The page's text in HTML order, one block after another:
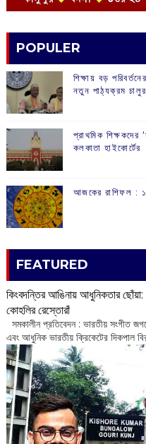
POPULER
শিক্ষায় বড়
নতুন পাঠ্যক্রম
প্রাথমিক শিক্ষকদের
কলকাতা হাইকোর্টের
আজকের রাশিফল :‌
FEATURED
কিংবদন্তির আঙিনায় আধুনিকতার ছোঁয়া:
কোহলির রেস্তোরাঁ
সমকালীন প্রতিবেদন : ভারতীয় সংগীত
এবং আধুনিক ভারতীয় ক্রিকেটের দিকপাল